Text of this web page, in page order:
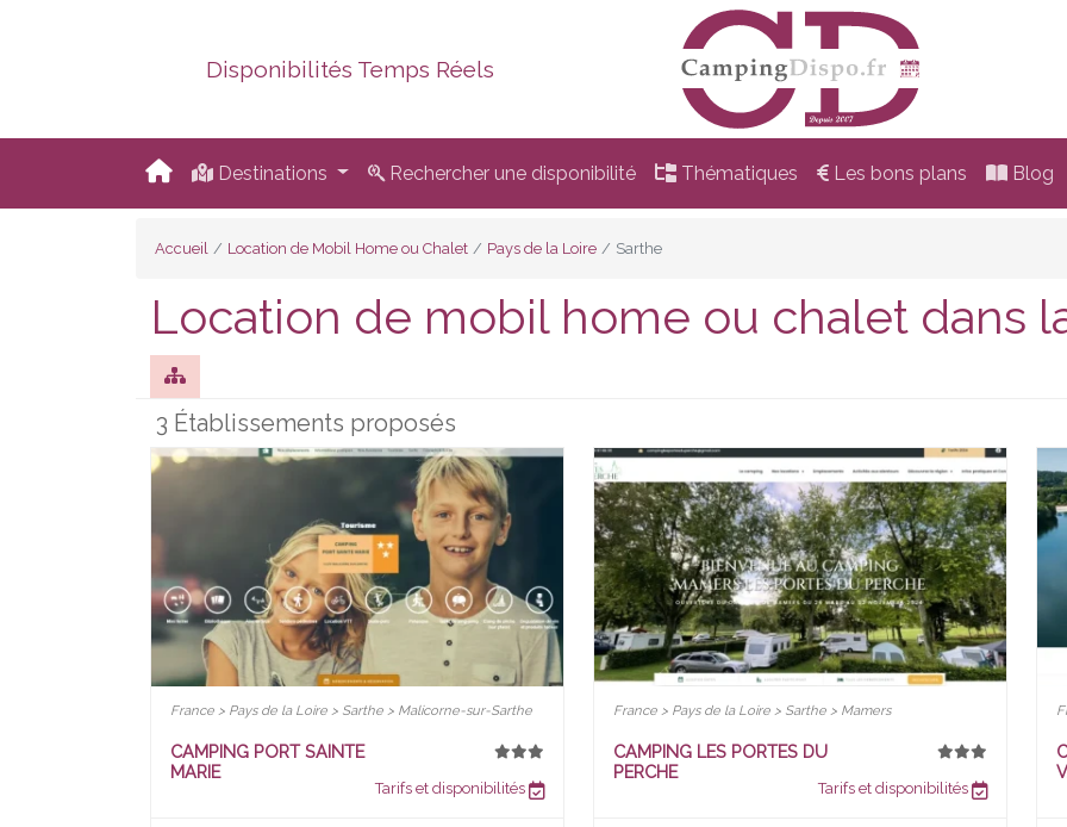
Disponibilités Temps Réels
Destinations Rechercher une disponibilité Thématiques Les bons plans Blog
Accueil Location de Mobil Home ou Chalet Pays de la Loire Sarthe
Location de mobil home ou chalet dans
3 Établissements proposés
France > Pays de la Loire > Sarthe > Malicorne-sur-Sarthe
CAMPING PORT SAINTE
MARIE
Tarifs et disponibilités
France > Pays de la Loire > Sarthe > Mamers
CAMPING LES PORTES DU
PERCHE
Tarifs et disponibilités